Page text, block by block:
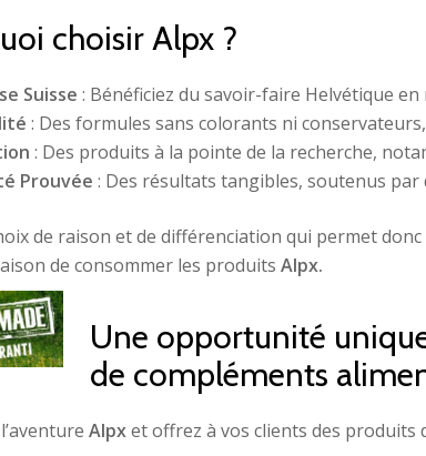
choisir Alpx ?
Suisse : Bénéficiez du savoir-faire Helvétique
: Des formules sans colorants ni
: Des produits à la pointe de la recherche,
Prouvée : Des résultats tangibles, soutenus par
de raison et de différenciation qui permet
de consommer les produits Alpx.
Une opportunité
de compléments
Alpxet offrez à vos clients des produits